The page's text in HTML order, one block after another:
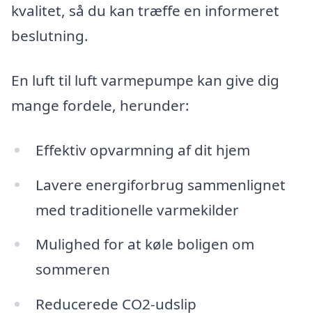
kvalitet, så du kan træffe en informeret
beslutning.
En luft til luft varmepumpe kan give dig
mange fordele, herunder:
Effektiv opvarmning af dit hjem
Lavere energiforbrug sammenlignet
med traditionelle varmekilder
Mulighed for at køle boligen om
sommeren
Reducerede CO2-udslip